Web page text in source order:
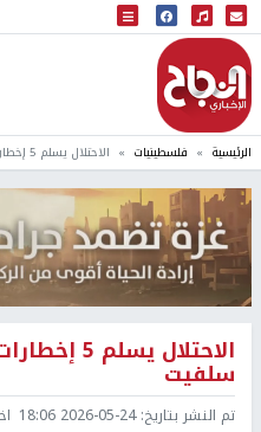
البث المباشر
إذاعة النجاح
الرئيسية فلسطينيات الاحتلال يسلم 5 إخطارات وقف عمل وبناء غرب سلفيت
الاحتلال
سلفيت
تم النشر بتاريخ:2026-05-24 18:06